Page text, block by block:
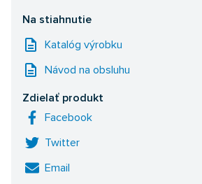
Na stiahnutie
description Katalóg výrobku
description Návod na obsluhu
Zdielať produkt
Facebook
Twitter
Email